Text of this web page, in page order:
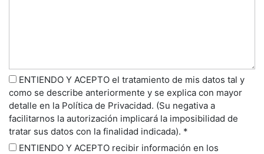
ENTIENDO Y ACEPTO el tratamiento de mis datos tal y
como se describe anteriormente y se explica con mayor
detalle en la Política de Privacidad. (Su negativa a
facilitarnos la autorización implicará la imposibilidad de
tratar sus datos con la finalidad indicada). *
ENTIENDO Y ACEPTO recibir información en los